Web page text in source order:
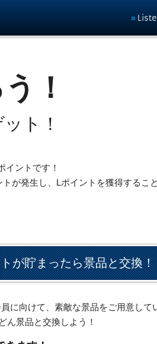
！
ト！
イントです！
が発生し、Lポイントを獲得するこ
が貯まったら景品と交換！
に向けて、素敵な景品をご用意して
ん景品と交換しよう！